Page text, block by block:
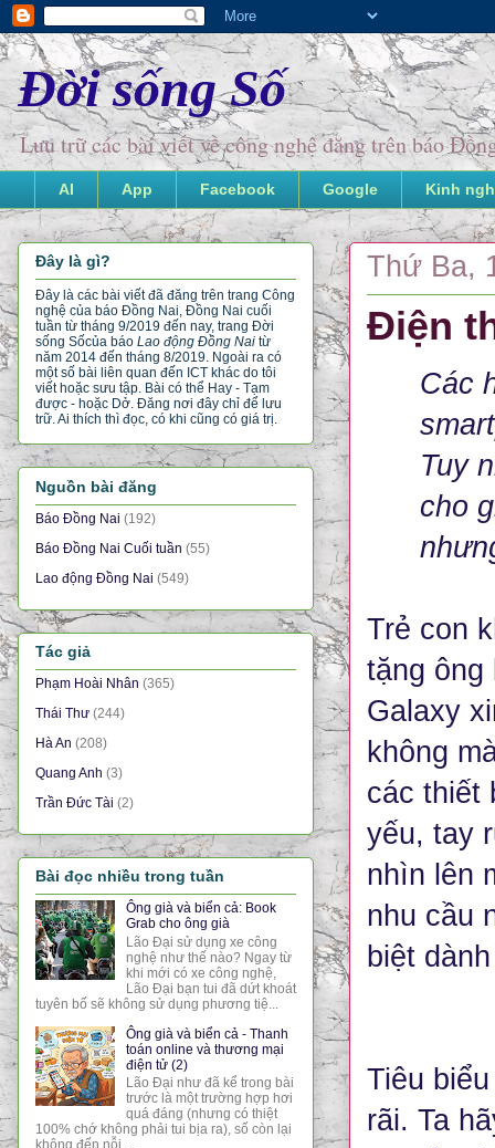
Đời sống Số
Lưu trữ các bài viết về công nghệ đăng trên báo
AI App Facebook Google Kinh
Thứ Ba,
Điện
Các
Tuy
cho
Trẻ con
tặng ông
Galaxy
không
các thiết
yếu, tay
nhìn lên
nhu cầu
biệt
Tiêu
rãi. Ta
Đây là gì?
Đây là các bài viết đã đăng trên trang Công
nghệ của báo Đồng Nai, Đồng Nai cuối
tuần từ tháng 9/2019 đến nay, trang Đời
sống Sốcủa báo Lao động Đồng Nai từ
năm 2014 đến tháng 8/2019. Ngoài ra có
một số bài liên quan đến ICT khác do tôi
viết hoặc sưu tập. Bài có thể Hay - Tạm
được - hoặc Dở. Đăng nơi đây chỉ để lưu
trữ. Ai thích thì đọc, có khi cũng có giá trị.
Nguồn bài đăng
Báo Đồng Nai (192)
Báo Đồng Nai Cuối tuần (55)
Lao động Đồng Nai (549)
Tác giả
Phạm Hoài Nhân (365)
Thái Thư (244)
Hà An (208)
Quang Anh (3)
Trần Đức Tài (2)
Bài đọc nhiều trong tuần
Ông già và biển cả: Book
Grab cho ông già
Lão Đại sử dụng xe công
nghệ như thế nào? Ngay từ
khi mới có xe công nghệ,
Lão Đại bạn tui đã dứt khoát
tuyên bố sẽ không sử dụng phương tiệ...
Ông già và biển cả - Thanh
toán online và thương mại
điện tử (2)
Lão Đại như đã kể trong bài
trước là một trường hợp hơi
quá đáng (nhưng có thiệt
100% chớ không phải tui bịa ra), số còn lại
không đến nỗi ...